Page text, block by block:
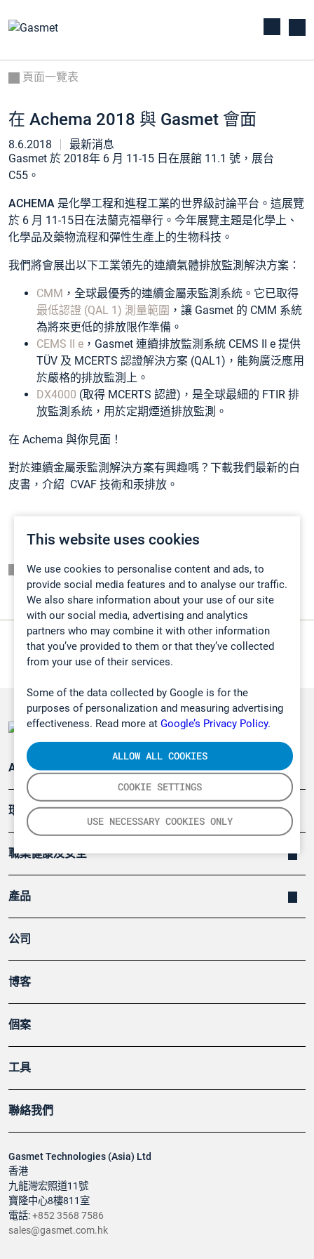
This website uses cookies
We use cookies to personalise content and ads, to
provide social media features and to analyse our traffic.
We also share information about your use of our site
with our social media, advertising and analytics
partners who may combine it with other information
that you’ve provided to them or that they’ve collected
from your use of their services.
Some of the data collected by Google is for the
purposes of personalization and measuring advertising
effectiveness. Read more at Google’s Privacy Policy.
COOKIE SETTINGS
USE NECESSARY COOKIES ONLY
ALLOW ALL COOKIES
頁面一覽表
在 Achema 2018 與 Gasmet 會面
8.6.2018
最新消息
Gasmet 於 2018年 6 月 11-15 日在展館 11.1 號，展台
C55。
ACHEMA 是化學工程和進程工業的世界級討論平台。這展覽
於 6 月 11-15日在法蘭克福舉行。今年展覽主題是化學上、
化學品及藥物流程和彈性生產上的生物科技。
我們將會展出以下工業領先的連續氣體排放監測解決方案：
CMM ，全球最優秀的連續金屬汞監測系統。它已取得
最低認證 (QAL 1) 測量範圍 ，讓 Gasmet 的 CMM 系統
為將來更低的排放限作準備。
CEMS II e ，Gasmet 連續排放監測系統 CEMS II e 提供
TÜV 及 MCERTS 認證解決方案 (QAL1)，能夠廣泛應用
於嚴格的排放監測上。
DX4000 (取得 MCERTS 認證)，是全球最細的 FTIR 排
放監測系統，用於定期煙道排放監測。
在 Achema 與你見面！
對於連續金屬汞監測解決方案有興趣嗎 ？下載我們最新的白
皮書，介紹 CVAF 技術和汞排放。
頁面一覽表
Gasmet Technologies (Asia) Ltd
香港
九龍灣宏照道11號
寶隆中心8樓811室
電話:+852 3568 7586
sales@gasmet.com.hk
Applications
環境應用
職業健康及安全
產品
公司
博客
個案
工具
聯絡我們